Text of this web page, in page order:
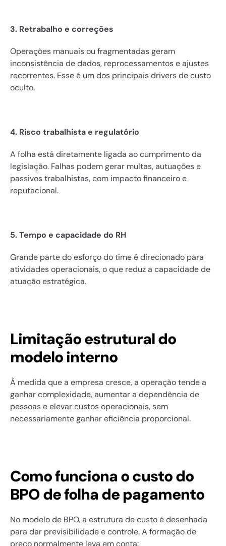
3. Retrabalho e correções
Operações manuais ou fragmentadas geram
inconsistência de dados, reprocessamentos e ajustes
recorrentes. Esse é um dos principais drivers de custo
oculto.
4. Risco trabalhista e regulatório
A folha está diretamente ligada ao cumprimento da
legislação. Falhas podem gerar multas, autuações e
passivos trabalhistas, com impacto financeiro e
reputacional.
5. Tempo e capacidade do RH
Grande parte do esforço do time é direcionado para
atividades operacionais, o que reduz a capacidade de
atuação estratégica.
Limitação estrutural do
modelo interno
À medida que a empresa cresce, a operação tende a
ganhar complexidade, aumentar a dependência de
pessoas e elevar custos operacionais, sem
necessariamente ganhar eficiência proporcional.
Como funciona o custo do
BPO de folha de pagamento
No modelo de BPO, a estrutura de custo é desenhada
para dar previsibilidade e controle. A formação de
preço normalmente leva em conta: